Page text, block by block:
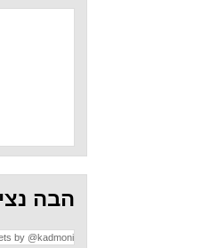
הבה נצייצה
Tweets by @kadmoni